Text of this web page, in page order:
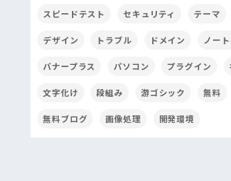
スピードテスト セキュリティ テーマ
デザイン トラブル ドメイン ノー
バナープラス パソコン プラグイン
文字化け 段組み 游ゴシック 無料
無料ブログ 画像処理 開発環境